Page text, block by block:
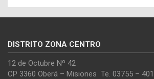
DISTRITO ZONA CENTRO
12 de Octubre Nº 42
CP 3360 Oberá – Misiones Te. 03755 –